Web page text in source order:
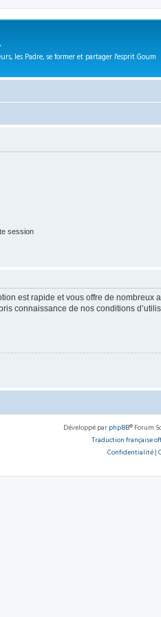
les Padre, se former et partager l'esprit Goum
session
est rapide et vous offre de
connaissance de nos conditions
Développé par phpBB® Forum
Traduction française
Confidentialité |